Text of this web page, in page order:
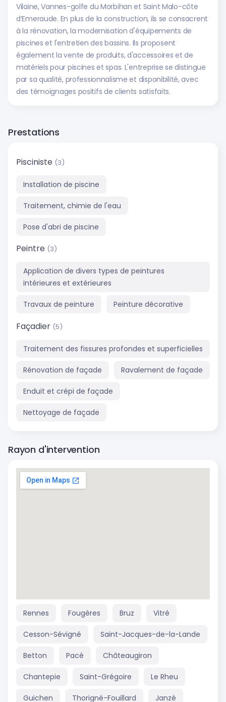
Vilaine, Vannes-golfe du Morbihan et Saint Malo-côte
d’Emeraude. En plus de la construction, ils se consacrent
à la rénovation, la modernisation d'équipements de
piscines et l'entretien des bassins. Ils proposent
également la vente de produits, d'accessoires et de
matériels pour piscines et spas. L'entreprise se distingue
par sa qualité, professionnalisme et disponibilité, avec
des témoignages positifs de clients satisfaits.
Prestations
Pisciniste (3)
Installation de piscine
Traitement, chimie de l'eau
Pose d'abri de piscine
Peintre (3)
Application de divers types de peintures
intérieures et extérieures
Travaux de peinture Peinture décorative
Façadier (5)
Traitement des fissures profondes et superficielles
Rénovation de façade Ravalement de façade
Enduit et crépi de façade
Nettoyage de façade
Rayon d'intervention
Rennes Fougères Bruz Vitré
Cesson-Sévigné Saint-Jacques-de-la-Lande
Betton Pacé Châteaugiron
Chantepie Saint-Grégoire Le Rheu
Guichen Thorigné-Fouillard Janzé